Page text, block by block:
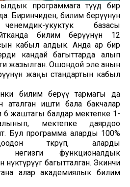
программага өтүүдө бир
Биринчиден, билим берүүнүн
укуктук базасы
билим берүүнүн 12
кабыл алдык. Анда ар бир
кандай багыттарда алып
жазылган. Ошондой эле анын
жаңы стандартын кабыл
билим берүү тармагы да
аталган ишти бала бакчалар
6 жаштагы балдар мектепке 1-
мектепке даярдоо
Бул программа аларды 100%
өткөрүп, аларды
негизги функционалдык
өнүктүрүүгө багытталган. Экинчи
алар академиялык билим